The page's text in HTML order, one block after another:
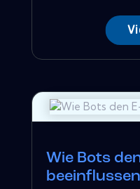
Wie Bots
beeinflussen